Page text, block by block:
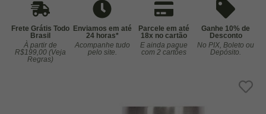
Frete Grátis Todo
Brasil
À partir de
R$199,00 (Veja
Regras)
Enviamos em até
24 horas*
Acompanhe tudo
pelo site.
Parcele em até
18x no cartão
E ainda pague
com 2 cartões
Ganhe 10% de
Desconto
No PIX, Boleto ou
Depósito.